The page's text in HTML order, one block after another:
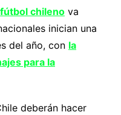
fútbol chilenova
inician una
del año, con la
para la
deberán hacer